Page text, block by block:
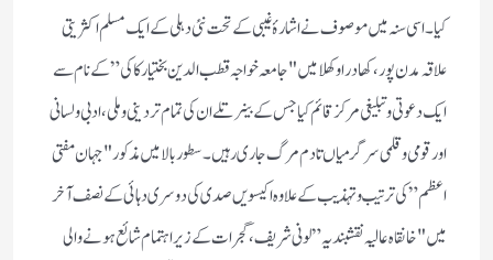
کیا۔ اسی سنہ میں موصوف نے اشارۂ غیبی کے تحت نئی دہلی کے ایک مسلم اکثریتی
علاقہ مدن پور، کھا در اوکھلا میں "جامعہ خواجہ قطب الدین بختیار کاکی” کے نام سے
ایک دعوتی و تبلیغی مرکز قائم کیا جس کے بینر تلے ان کی تمام تر دینی و ملی، ادبی و لسانی
اور قومی و قلمی سرگرمیاں تا دم مرگ جاری رہیں۔ سطور بالا میں مذکور "جہان مفتی
اعظم” کی ترتیب و تہذیب کے علاوہ اکیسویں صدی کی دوسری دہائی کے نصف آخر
میں "خانقاہ عالیہ نقشبندیہ” لونی شریف، گجرات کے زیر اہتمام شائع ہونے والی